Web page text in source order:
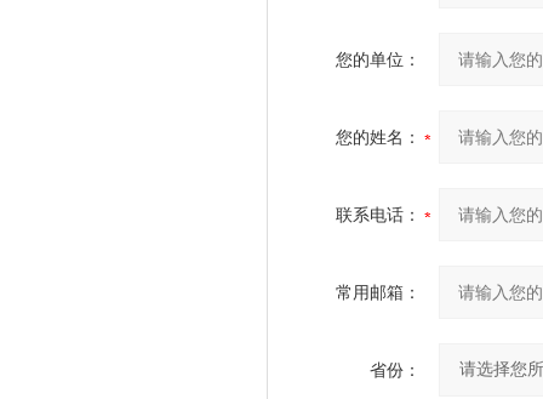
您的单位：
您的姓名：
联系电话：
常用邮箱：
省份：